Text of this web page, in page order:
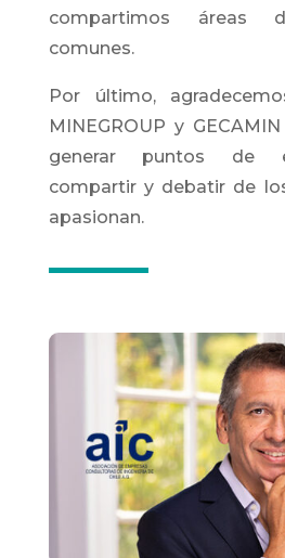
compartimos áreas
comunes.
Por último,
MINEGROUP y
generar puntos de
compartir y debatir de
apasionan.